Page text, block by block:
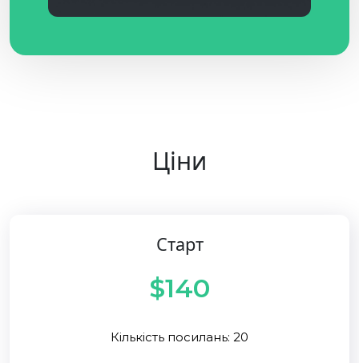
Ціни
Старт
$140
Кількість посилань: 20